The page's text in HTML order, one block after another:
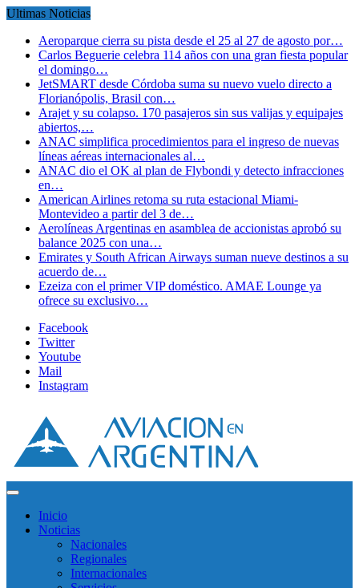
Ultimas Noticias
Aeroparque cierra su pista desde el 25 al 27 de agosto por…
Carlos Beguerie celebra 114 años con una gran fiesta popular
el domingo…
JetSMART desde Córdoba suma su nuevo vuelo directo a
Florianópolis, Brasil con…
Arajet y su colapso. 170 pasajeros sin sus valijas y equipajes
abiertos,…
ANAC simplifica procedimientos para el ingreso de nuevas
líneas aéreas internacionales al…
ANAC dio el OK al plan de Flybondi y detecto infracciones
en…
American Airlines retoma su ruta estacional Miami-
Montevideo a partir del 3 de…
Aerolíneas Argentinas en asamblea de accionistas aprobó su
balance 2025 con una…
Emirates y South African Airways suman nueve destinos a su
acuerdo de…
Ezeiza con el primer VIP doméstico. AMAE Lounge ya
ofrece su exclusivo…
Facebook
Twitter
Youtube
Mail
Instagram
Inicio
Noticias
Nacionales
Regionales
Internacionales